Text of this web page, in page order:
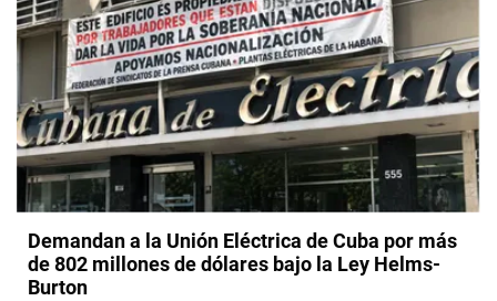
Demandan a la Unión Eléctrica de Cuba por más
de 802 millones de dólares bajo la Ley Helms-
Burton